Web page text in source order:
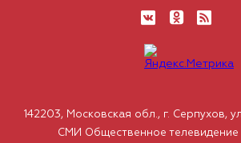
142203, Московская обл., г. Серпухов,
СМИ Общественное телевидение